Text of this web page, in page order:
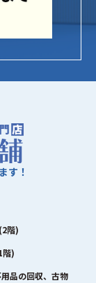
す！
階)
階)
品の回収、古物